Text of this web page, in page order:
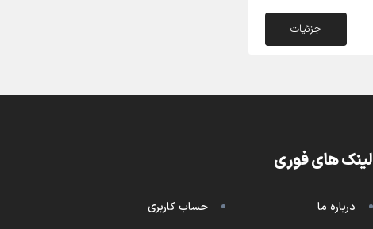
جزئیات
لینک های فوری
درباره ما حساب کاربری